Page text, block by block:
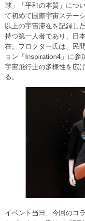
球」「平和の本質」につ
て初めて国際宇宙ステー
以上の宇宙滞在を記録し
持つ第一人者であり、日
在。プロクター氏は、民
ョン「Inspiration4」に参
宇宙飛行士の多様性を広
る。
イベント当日、今回のコ